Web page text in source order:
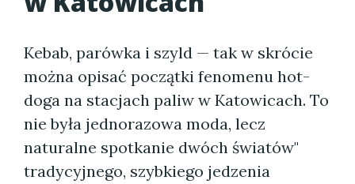
Kebab, parówka i szyld — tak w skrócie
można opisać początki fenomenu hot-
doga na stacjach paliw w Katowicach. To
nie była jednorazowa moda, lecz
naturalne spotkanie dwóch światów"
tradycyjnego, szybkiego jedzenia